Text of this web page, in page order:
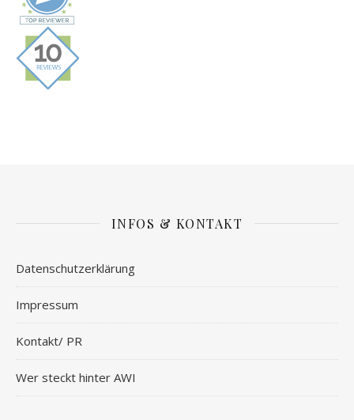
INFOS & KONTAKT
Datenschutzerklärung
Impressum
Kontakt/ PR
Wer steckt hinter AWI